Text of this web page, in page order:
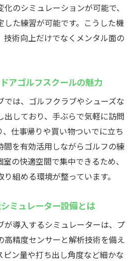
参加できる楽しさを体験
を叶えるインドアゴルフ活用
心して始められるサポート体
楽しむための施設選びポイン
のシミュレーションが可能で、
した練習が可能です。こうした機
技術向上だけでなくメンタル面の
アゴルフスクールの魅力
では、ゴルフクラブやシューズな
出しており、手ぶらで気軽に訪問
仕事帰りや買い物ついでに立ち
間を有効活用しながらゴルフの練
の快適空間で集中できるため、
組める環境が整っています。
ミュレーター設備とは
が導入するシミュレーターは、プ
高精度センサーと解析技術を備え
ピン量や打ち出し角度など細かな